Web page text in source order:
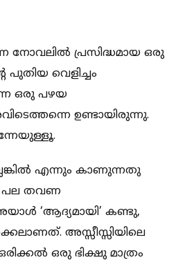
നോവലില്‍ പ്രസിദ്ധമായ ഒരു
പുതിയ വെളിച്ചം
ഒരു പഴയ
ഉണ്ടായിരുന്നു.
എന്നും കാണുന്നതു
പല തവണ
‘ആദ്യമായി’ കണ്ടു,
അസ്സീസ്സിയിലെ
ഒരു ഭിക്ഷു മാത്രം